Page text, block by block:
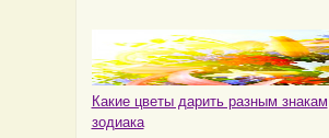
Какие цветы дарить разным знакам
зодиака